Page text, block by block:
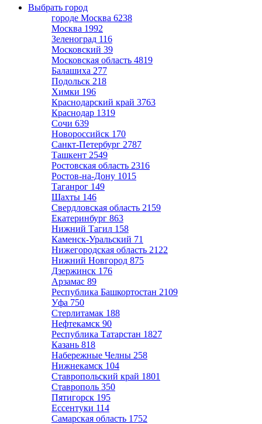
Выбрать город
городе Москва 6238
Москва 1992
Зеленоград 116
Московский 39
Московская область 4819
Балашиха 277
Подольск 218
Химки 196
Краснодарский край 3763
Краснодар 1319
Сочи 639
Новороссийск 170
Санкт-Петербург 2787
Ташкент 2549
Ростовская область 2316
Ростов-на-Дону 1015
Таганрог 149
Шахты 146
Свердловская область 2159
Екатеринбург 863
Нижний Тагил 158
Каменск-Уральский 71
Нижегородская область 2122
Нижний Новгород 875
Дзержинск 176
Арзамас 89
Республика Башкортостан 2109
Уфа 750
Стерлитамак 188
Нефтекамск 90
Республика Татарстан 1827
Казань 818
Набережные Челны 258
Нижнекамск 104
Ставропольский край 1801
Ставрополь 350
Пятигорск 195
Ессентуки 114
Самарская область 1752